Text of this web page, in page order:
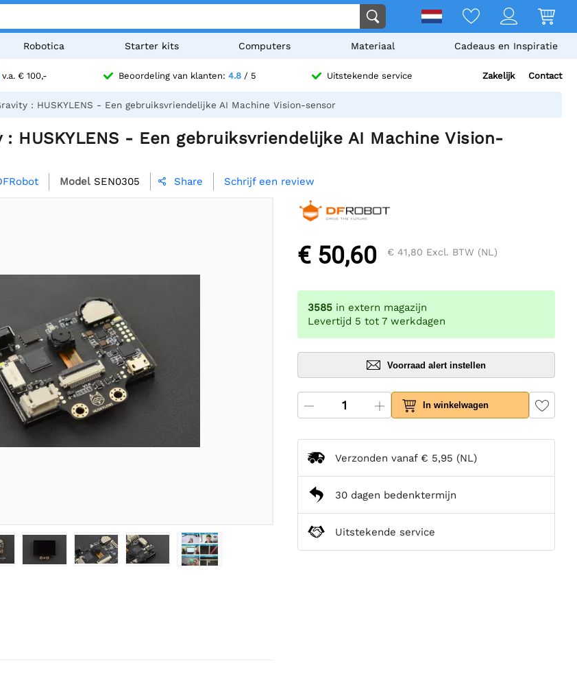
Robotica Starter kits Computers Materiaal Cadeaus en Inspiratie
€ 100,- Beoordeling van klanten: 4.8/ 5 Uitstekende service Zakelijk Contact
: HUSKYLENS - Een gebruiksvriendelijke AI Machine Vision-sensor
: HUSKYLENS - Een gebruiksvriendelijke AI Machine Vision-
Model SEN0305  Share Schrijf een review
€ 50,60 € 41,80 Excl. BTW (NL)
3585 in extern magazijn
Levertijd 5 tot 7 werkdagen
Voorraad alert instellen
In winkelwagen
Verzonden vanaf € 5,95 (NL)
30 dagen bedenktermijn
Uitstekende service